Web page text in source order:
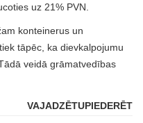
uz 21% PVN.
konteinerus un
tāpēc, ka dievkalpojumu
veidā grāmatvedības
VAJADZĒTUPIEDERĒT